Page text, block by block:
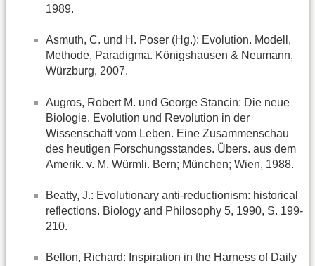
1989.
Asmuth, C. und H. Poser (Hg.): Evolution. Modell,
Methode, Paradigma. Königshausen & Neumann,
Würzburg, 2007.
Augros, Robert M. und George Stancin: Die neue
Biologie. Evolution und Revolution in der
Wissenschaft vom Leben. Eine Zusammenschau
des heutigen Forschungsstandes. Übers. aus dem
Amerik. v. M. Würmli. Bern; München; Wien, 1988.
Beatty, J.: Evolutionary anti-reductionism: historical
reflections. Biology and Philosophy 5, 1990, S. 199-
210.
Bellon, Richard: Inspiration in the Harness of Daily